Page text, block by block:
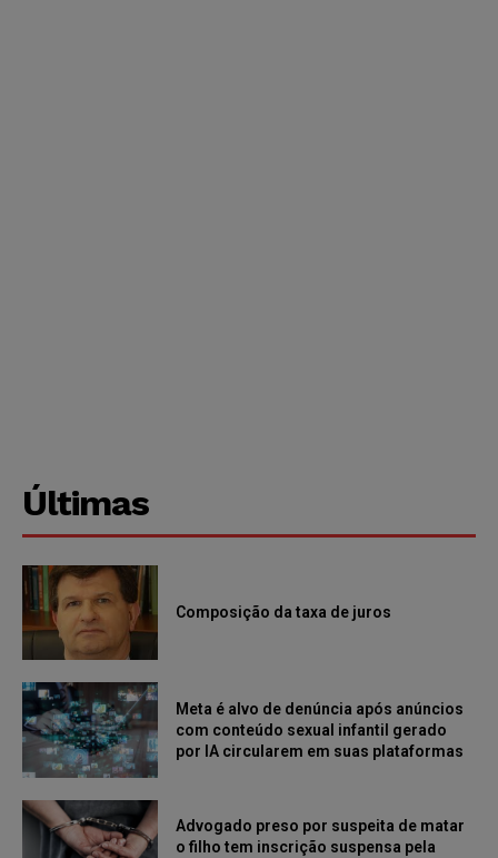
Últimas
Composição da taxa de juros
Meta é alvo de denúncia após anúncios
com conteúdo sexual infantil gerado
por IA circularem em suas plataformas
Advogado preso por suspeita de matar
o filho tem inscrição suspensa pela